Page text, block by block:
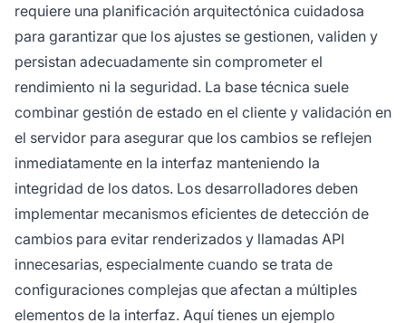
requiere una planificación arquitectónica cuidadosa
para garantizar que los ajustes se gestionen, validen y
persistan adecuadamente sin comprometer el
rendimiento ni la seguridad. La base técnica suele
combinar gestión de estado en el cliente y validación en
el servidor para asegurar que los cambios se reflejen
inmediatamente en la interfaz manteniendo la
integridad de los datos. Los desarrolladores deben
implementar mecanismos eficientes de detección de
cambios para evitar renderizados y llamadas API
innecesarias, especialmente cuando se trata de
configuraciones complejas que afectan a múltiples
elementos de la interfaz. Aquí tienes un ejemplo